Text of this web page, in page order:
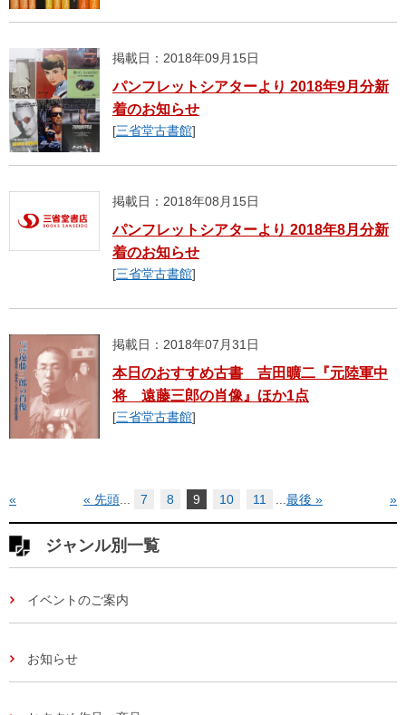
掲載日：2018年09月15日
パンフレットシアターより 2018年9月分新
着のお知らせ
[三省堂古書館]
掲載日：2018年08月15日
パンフレットシアターより 2018年8月分新
着のお知らせ
[三省堂古書館]
掲載日：2018年07月31日
本日のおすすめ古書 吉田曠二『元陸軍中
将 遠藤三郎の肖像』ほか1点
[三省堂古書館]
« 先頭
« ... 7 8 9 10 11 ... »
最後 »
ジャンル別一覧
イベントのご案内
お知らせ